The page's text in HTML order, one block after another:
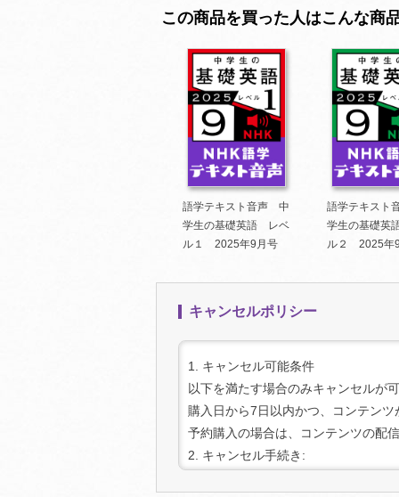
この商品を買った人はこんな商
語学テキスト音声 中
学生の基礎英語 レベ
ル１ 2025年9月号
語学テキスト
学生の基礎英
ル２ 2025年
キャンセルポリシー
1. キャンセル可能条件
以下を満たす場合のみキャンセルが
購入日から7日以内かつ、コンテン
予約購入の場合は、コンテンツの配
2. キャンセル手続き: